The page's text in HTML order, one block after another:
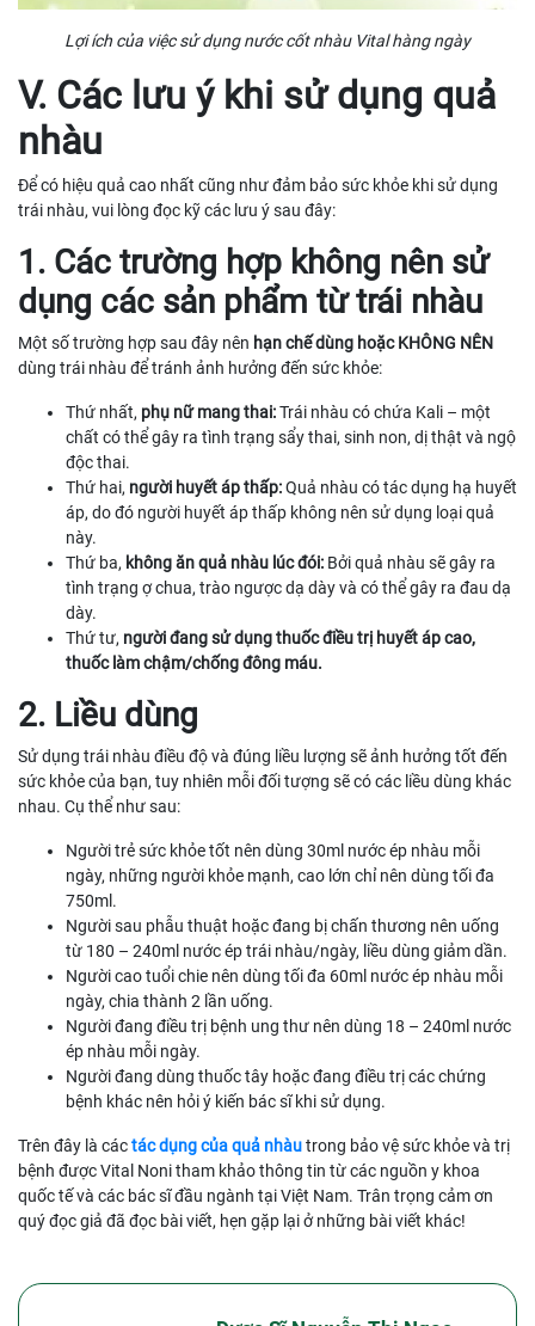
Lợi ích của việc sử dụng nước cốt nhàu Vital hàng ngày
V. Các lưu ý khi sử dụng quả
nhàu
Để có hiệu quả cao nhất cũng như đảm bảo sức khỏe khi sử dụng
trái nhàu, vui lòng đọc kỹ các lưu ý sau đây:
1. Các trường hợp không nên sử
dụng các sản phẩm từ trái nhàu
Một số trường hợp sau đây nên hạn chế dùng hoặc KHÔNG NÊN
dùng trái nhàu để tránh ảnh hưởng đến sức khỏe:
Thứ nhất, phụ nữ mang thai:Trái nhàu có chứa Kali – một
chất có thể gây ra tình trạng sẩy thai, sinh non, dị thật và ngộ
độc thai.
Thứ hai, người huyết áp thấp:Quả nhàu có tác dụng hạ huyết
áp, do đó người huyết áp thấp không nên sử dụng loại quả
này.
Thứ ba, không ăn quả nhàu lúc đói: Bởi quả nhàu sẽ gây ra
tình trạng ợ chua, trào ngược dạ dày và có thể gây ra đau dạ
dày.
Thứ tư, người đang sử dụng thuốc điều trị huyết áp cao,
thuốc làm chậm/chống đông máu.
2. Liều dùng
Sử dụng trái nhàu điều độ và đúng liều lượng sẽ ảnh hưởng tốt đến
sức khỏe của bạn, tuy nhiên mỗi đối tượng sẽ có các liều dùng khác
nhau. Cụ thể như sau:
Người trẻ sức khỏe tốt nên dùng 30ml nước ép nhàu mỗi
ngày, những người khỏe mạnh, cao lớn chỉ nên dùng tối đa
750ml.
Người sau phẫu thuật hoặc đang bị chấn thương nên uống
từ 180 – 240ml nước ép trái nhàu/ngày, liều dùng giảm dần.
Người cao tuổi chie nên dùng tối đa 60ml nước ép nhàu mỗi
ngày, chia thành 2 lần uống.
Người đang điều trị bệnh ung thư nên dùng 18 – 240ml nước
ép nhàu mỗi ngày.
Người đang dùng thuốc tây hoặc đang điều trị các chứng
bệnh khác nên hỏi ý kiến bác sĩ khi sử dụng.
Trên đây là cáctác dụng của quả nhàutrong bảo vệ sức khỏe và trị
bệnh được Vital Noni tham khảo thông tin từ các nguồn y khoa
quốc tế và các bác sĩ đầu ngành tại Việt Nam. Trân trọng cảm ơn
quý đọc giả đã đọc bài viết, hẹn gặp lại ở những bài viết khác!